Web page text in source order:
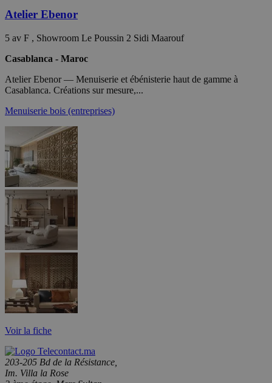
Atelier Ebenor
5 av F , Showroom Le Poussin 2 Sidi Maarouf
Casablanca - Maroc
Atelier Ebenor — Menuiserie et ébénisterie haut de gamme à
Casablanca. Créations sur mesure,...
Menuiserie bois (entreprises)
Voir la fiche
203-205 Bd de la Résistance,
Im. Villa la Rose